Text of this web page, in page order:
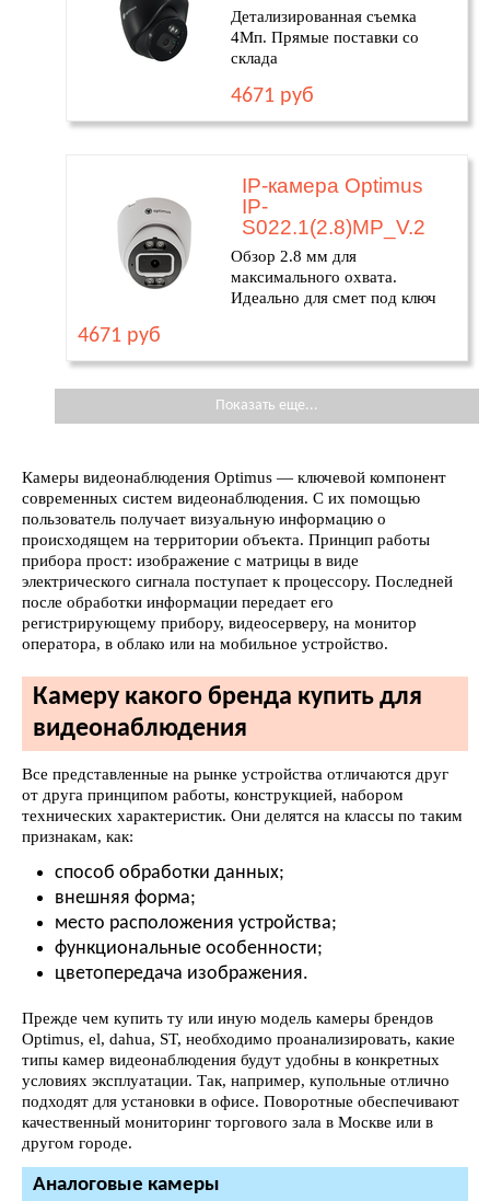
Детализированная съемка
4Мп. Прямые поставки со
склада
4671 руб
IP-камера Optimus
IP-
S022.1(2.8)MP_V.2
Обзор 2.8 мм для
максимального охвата.
Идеально для смет под ключ
4671 руб
Показать еще...
Камеры видеонаблюдения Optimus — ключевой компонент
современных систем видеонаблюдения. С их помощью
пользователь получает визуальную информацию о
происходящем на территории объекта. Принцип работы
прибора прост: изображение с матрицы в виде
электрического сигнала поступает к процессору. Последней
после обработки информации передает его
регистрирующему прибору, видеосерверу, на монитор
оператора, в облако или на мобильное устройство.
Камеру какого бренда купить для
видеонаблюдения
Все представленные на рынке устройства отличаются друг
от друга принципом работы, конструкцией, набором
технических характеристик. Они делятся на классы по таким
признакам, как:
способ обработки данных;
внешняя форма;
место расположения устройства;
функциональные особенности;
цветопередача изображения.
Прежде чем купить ту или иную модель камеры брендов
Optimus, el, dahua, ST, необходимо проанализировать, какие
типы камер видеонаблюдения будут удобны в конкретных
условиях эксплуатации. Так, например, купольные отлично
подходят для установки в офисе. Поворотные обеспечивают
качественный мониторинг торгового зала в Москве или в
другом городе.
Аналоговые камеры